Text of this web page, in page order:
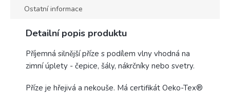
Ostatní informace
Detailní popis produktu
Příjemná silnější příze s podílem vlny vhodná na
zimní úplety - čepice, šály, nákrčníky nebo svetry.
Příze je hřejivá a nekouše. Má certifikát Oeko-Tex®